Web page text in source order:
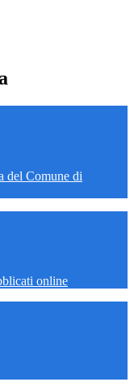
del Comune di
online